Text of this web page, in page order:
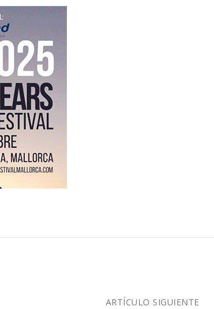
ARTÍCULO SIGUIENTE